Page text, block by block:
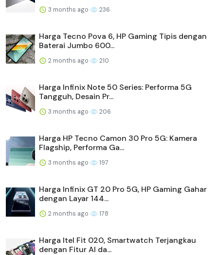
3 months ago 236
Harga Tecno Pova 6, HP Gaming Tipis dengan
Baterai Jumbo 600...
2 months ago 210
Harga Infinix Note 50 Series: Performa 5G
Tangguh, Desain Pr...
3 months ago 206
Harga HP Tecno Camon 30 Pro 5G: Kamera
Flagship, Performa Ga...
3 months ago 197
Harga Infinix GT 20 Pro 5G, HP Gaming Gahar
dengan Layar 144...
2 months ago 178
Harga Itel Fit 020, Smartwatch Terjangkau
dengan Fitur AI da...